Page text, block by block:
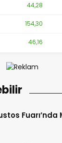
44,28
154,30
46,16